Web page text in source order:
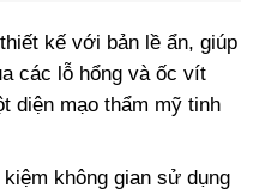
kế với bản lề ẩn, giúp
các lỗ hổng và ốc vít
diện mạo thẩm mỹ tinh
không gian sử dụng